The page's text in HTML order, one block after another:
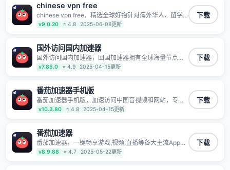
chinese vpn free
chinese vpn free，精选全球好物针对海外华人、留学
生和海外出差用户打造的一款高质量专属回国加速器,只
要身处海外即可一键加速畅享国内网络:追剧听歌、影音
的应用及网络加速
v9.0.20 ⭐ 4.8 2025-06-08更新
下载
国外访问国内加速器
国外访问国内加速器，回国加速器拥有全球海量节点覆
盖，运营商专线不卡顿超稳定，专为海外华人和留学生
打造，帮助海外华人免除地域限制，随时高速稳定低延
v7.85.0 ⭐ 4.9 2025-04-15更新
下载
番茄加速器手机版
番茄加速器手机版，加速访问中国音视频和网站，专业
回国加速器，帮你加速访问优酷、bilibili、腾讯视频、爱
奇艺等，加速国服游戏，例如原神、阴阳师、和平精
明日方舟、战双帕弥什、sky光·遇、另一个伊甸园等国
内各种服务,回国加速器致力于帮助海外华人和留学生、
港澳台地区用户提供最好的回国游戏和音乐视频加速服
务，可以在海外或港澳台地区流畅加速国服游戏和音视
v10.3.80 ⭐ 4.8 2025-04-15更新
下载
番茄加速器
番茄加速器，一键畅享游戏,视频,直播等各大主流App应
用,视频加载极速不卡顿。人在海外听歌,玩国服游戏 简
单易用。
v8.9.88 ⭐ 4.7 2025-05-22更新
下载